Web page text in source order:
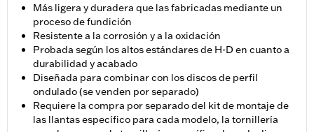
Más ligera y duradera que las fabricadas mediante un
proceso de fundición
Resistente a la corrosión y a la oxidación
Probada según los altos estándares de H-D en cuanto a
durabilidad y acabado
Diseñada para combinar con los discos de perfil
ondulado (se venden por separado)
Requiere la compra por separado del kit de montaje de
las llantas específico para cada modelo, la tornillería